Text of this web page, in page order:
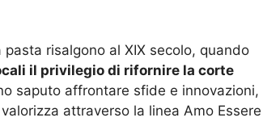
risalgono al XIX secolo, quando
il privilegio di rifornire la corte
saputo affrontare sfide e innovazioni,
attraverso la linea Amo Essere